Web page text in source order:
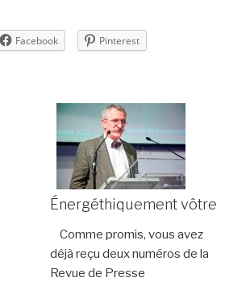
Facebook
Pinterest
Énergéthiquement vôtre
Comme promis, vous avez
déjà reçu deux numéros de la
Revue de Presse